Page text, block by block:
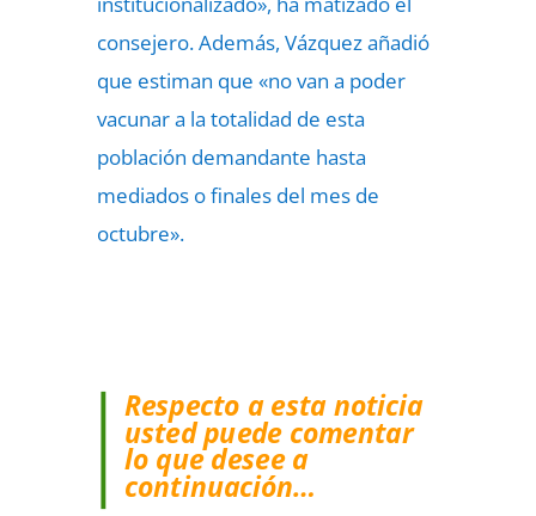
consejero. Además, Vázquez añadió
que estiman que «no van a poder
vacunar a la totalidad de esta
población demandante hasta
mediados o finales del mes de
octubre».
Respecto a esta noticia
usted puede comentar
lo que desee a
continuación…